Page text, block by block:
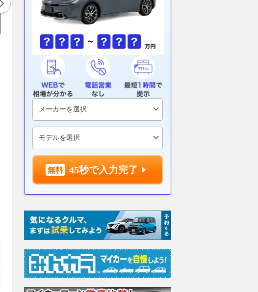
好調の小椋藍、リヤタイヤの消
位！ ホルヘ・マルティンが逃
げ切り勝利｜MotoGPイギリス
GPスプリント
2026.08.09 motorsport.com 日本版
Moto2イギリス予選｜イザン・
ジション獲得。佐々木歩夢が予
選トップ10
2026.08.08 motorsport.com 日本版
45秒で入力完了